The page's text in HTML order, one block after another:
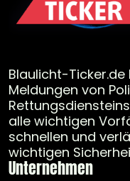
Blaulicht-
Meldungen von
alle wichtigen
schnellen und
wichtigen
Unternehmen